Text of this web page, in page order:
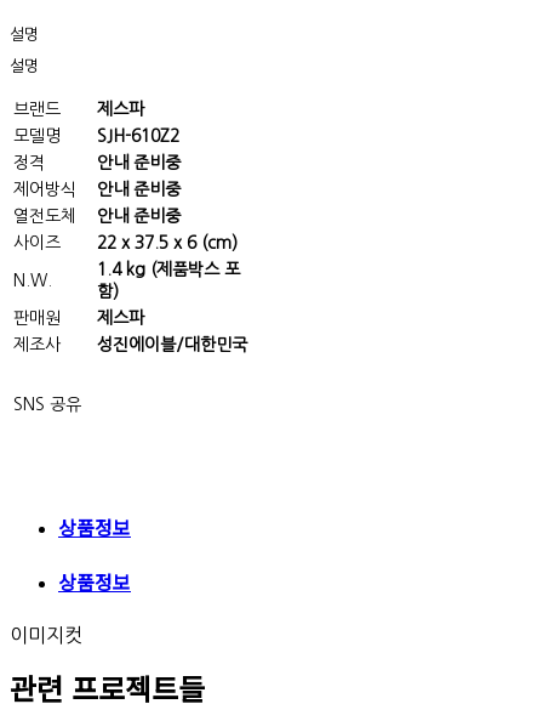
설명
설명
브랜드
제스파
모델명
SJH-610Z2
정격
안내 준비중
제어방식
안내 준비중
열전도체
안내 준비중
사이즈
22 x 37.5 x 6 (cm)
N.W.
1.4 kg (제품박스 포
함)
판매원
제스파
제조사
성진에이블/대한민국
SNS 공유
상품정보
상품정보
이미지컷
관련 프로젝트들